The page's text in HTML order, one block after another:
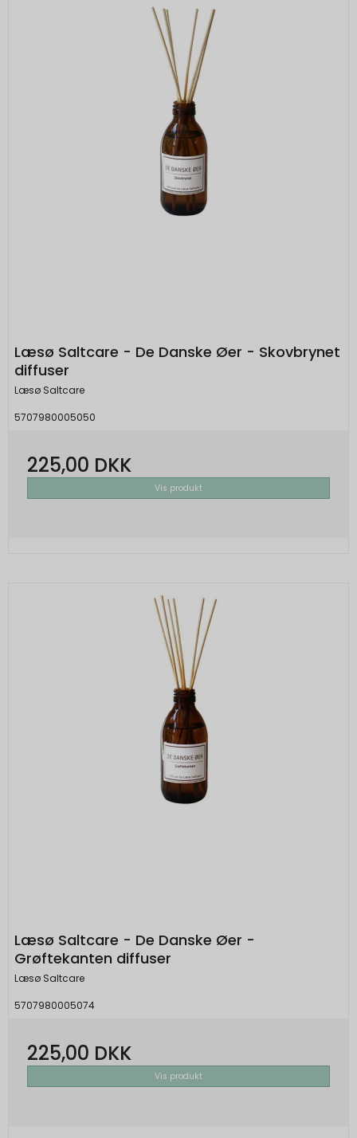
Læsø Saltcare - De Danske Øer - Skovbrynet
diffuser
Læsø Saltcare
5707980005050
225,00 DKK
Vis produkt
Læsø Saltcare - De Danske Øer -
Grøftekanten diffuser
Læsø Saltcare
5707980005074
225,00 DKK
Vis produkt